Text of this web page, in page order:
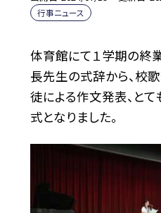
行事ニュース
体育館にて１学期の終
長先生の式辞から、校
徒による作文発表、と
式となりました。